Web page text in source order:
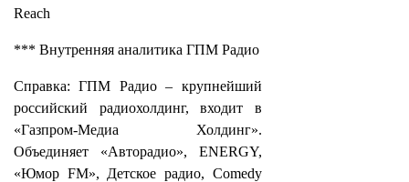
Reach
*** Внутренняя аналитика ГПМ Радио
Справка: ГПМ Радио – крупнейший
российский радиохолдинг, входит в
«Газпром-Медиа Холдинг».
Объединяет «Авторадио», ENERGY,
«Юмор FM», Детское радио, Comedy